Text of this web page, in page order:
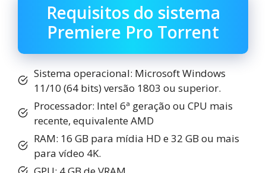
Requisitos do sistema
Premiere Pro Torrent
Sistema operacional: Microsoft Windows
11/10 (64 bits) versão 1803 ou superior.
Processador: Intel 6ª geração ou CPU mais
recente, equivalente AMD
RAM: 16 GB para mídia HD e 32 GB ou mais
para vídeo 4K.